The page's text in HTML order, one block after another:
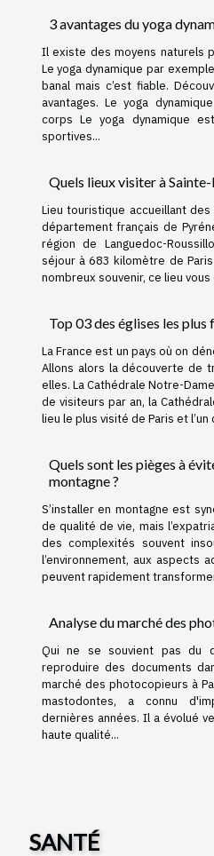
3 avantages du yoga
Il existe des moyens naturels
Le yoga dynamique par
banal mais c’est fiable.
avantages. Le yoga
corps Le yoga dynamique
sportives...
Quels lieux visiter à
Lieu touristique accueillant
département français de
région de Languedoc-
séjour à 683 kilomètre de
nombreux souvenir, ce lieu vous
Top 03 des églises les plus
La France est un pays où on
Allons alors la découverte de
elles. La Cathédrale Notre-
de visiteurs par an, la
lieu le plus visité de Paris et l’un
Quels sont les pièges à
montagne ?
S’installer en montagne est
de qualité de vie, mais
des complexités souvent
l’environnement, aux aspects
peuvent rapidement
Analyse du marché des
Qui ne se souvient pas du
reproduire des documents
marché des photocopieurs à
mastodontes, a connu
dernières années. Il a évolué
haute qualité...
SANTÉ